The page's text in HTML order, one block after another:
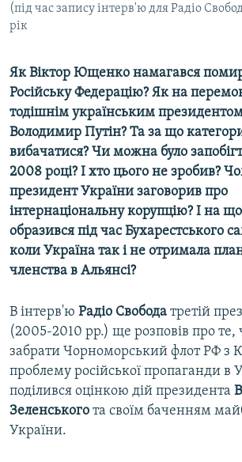
(під час запису інтерв'ю для Радіо
рік
Як Віктор Ющенко намагався
Російську Федерацію? Як на
тодішнім українським
Володимир Путін? Та за що
вибачатися? Чи можна було
2008 році? І хто цього не зробив?
президент України заговорив про
інтернаціональну корупцію? І на
образився під час Бухарестського
коли Україна так і не отримала
членства в Альянсі?
В інтерв'ю Радіо Свобода третій
(2005-2010 рр.) ще розповів про те,
забрати Чорноморський флот РФ з
проблему російської пропаганди в
поділився оцінкою дій президента
Зеленського та своїм баченням
України.